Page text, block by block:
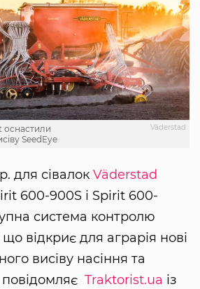
Väderstad
оснастили
SeedEye
для сівалок Väderstad
600-900S і Spirit 600-
система контролю
що відкриє для аграрія нові
висіву насіння та
Traktorist.ua із